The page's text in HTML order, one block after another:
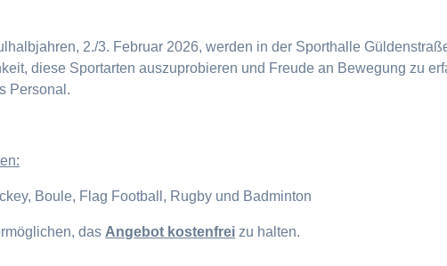
2./3. Februar 2026, werden in der Sporthalle
diese Sportarten auszuprobieren und Freude an Bewegung zu
Personal.
Boule, Flag Football, Rugby und Badminton
das Angebot kostenfrei zu halten.